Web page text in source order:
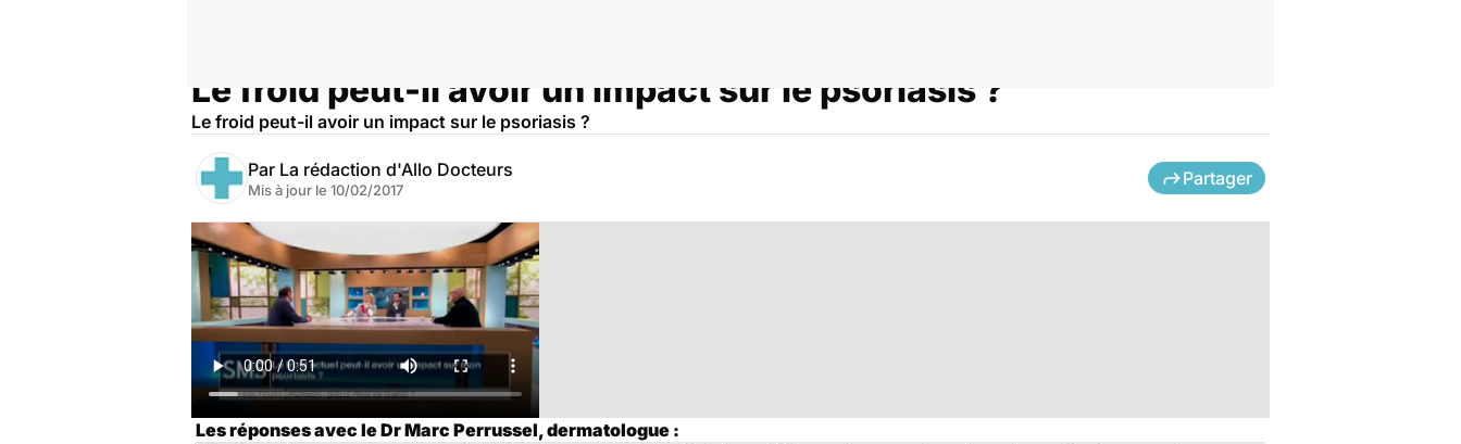
Le froid peut-il avoir un impact sur le psoriasis ?
Le froid peut-il avoir un impact sur le psoriasis ?
Par La rédaction d'Allo Docteurs
Mis à jour le 10/02/2017
Partager
Les réponses avec le Dr Marc Perrussel, dermatologue :